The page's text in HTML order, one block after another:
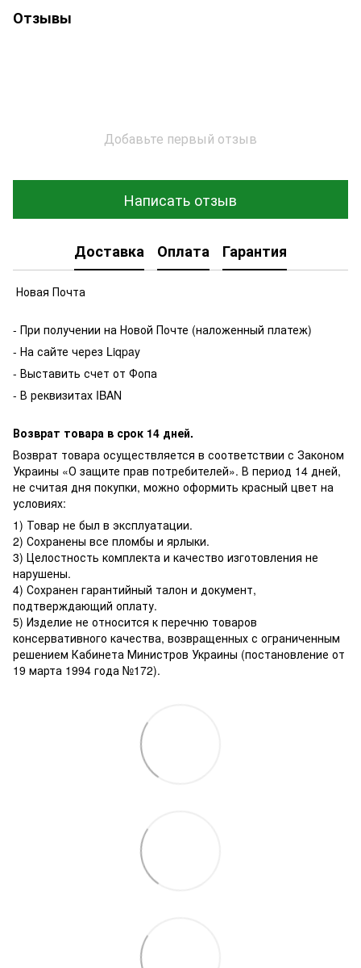
Отзывы
Добавьте первый отзыв
Написать отзыв
Доставка Оплата Гарантия
Новая Почта
- При получении на Новой Почте (наложенный платеж)
- На сайте через Liqpay
- Выставить счет от Фопа
- В реквизитах IBAN
Возврат товара в срок 14 дней.
Возврат товара осуществляется в соответствии с Законом
Украины «О защите прав потребителей». В период 14 дней,
не считая дня покупки, можно оформить красный цвет на
условиях:
1) Товар не был в эксплуатации.
2) Сохранены все пломбы и ярлыки.
3) Целостность комплекта и качество изготовления не
нарушены.
4) Сохранен гарантийный талон и документ,
подтверждающий оплату.
5) Изделие не относится к перечню товаров
консервативного качества, возвращенных с ограниченным
решением Кабинета Министров Украины (постановление от
19 марта 1994 года №172).